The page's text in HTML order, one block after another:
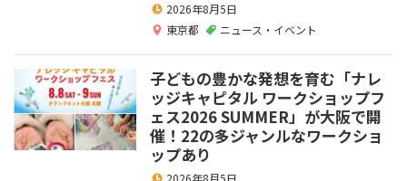
2026年8月5日
東京都
ニュース・イベント
子どもの豊かな発想を育む「ナレ
ッジキャピタル ワークショップフ
ェス2026 SUMMER」が大阪で開
催！22の多ジャンルなワークショ
ップあり